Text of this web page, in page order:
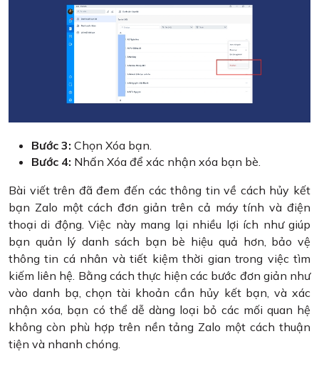
Bước 3: Chọn Xóa bạn.
Bước 4: Nhấn Xóa để xác nhận xóa bạn bè.
Bài viết trên đã đem đến các thông tin về cách hủy kết
bạn Zalo một cách đơn giản trên cả máy tính và điện
thoại di động. Việc này mang lại nhiều lợi ích như giúp
bạn quản lý danh sách bạn bè hiệu quả hơn, bảo vệ
thông tin cá nhân và tiết kiệm thời gian trong việc tìm
kiếm liên hệ. Bằng cách thực hiện các bước đơn giản như
vào danh bạ, chọn tài khoản cần hủy kết bạn, và xác
nhận xóa, bạn có thể dễ dàng loại bỏ các mối quan hệ
không còn phù hợp trên nền tảng Zalo một cách thuận
tiện và nhanh chóng.